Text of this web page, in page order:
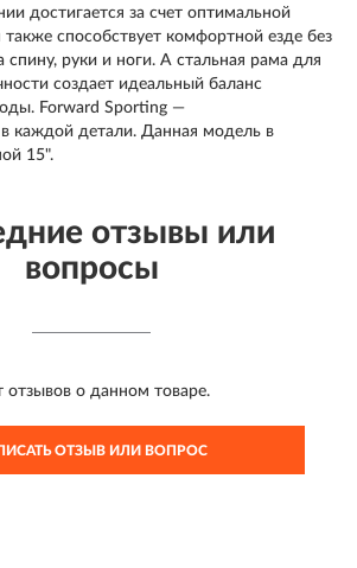
достигается за счет оптимальной
также способствует комфортной езде без
спину, руки и ноги. А стальная рама для
создает идеальный баланс
Forward Sporting —
каждой детали. Данная модель в
15".
отзывы или
вопросы
отзывов о данном товаре.
ОТЗЫВ ИЛИ ВОПРОС